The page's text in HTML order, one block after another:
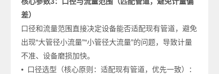
差）
口径和流量范围直接决定设备能否适配现有管道，避免
出现“大管径小流量”“小管径大流量”的问题，导致计量
不准、设备磨损加快。
• 口径选型（核心原则：适配现有管道，优先一致）：